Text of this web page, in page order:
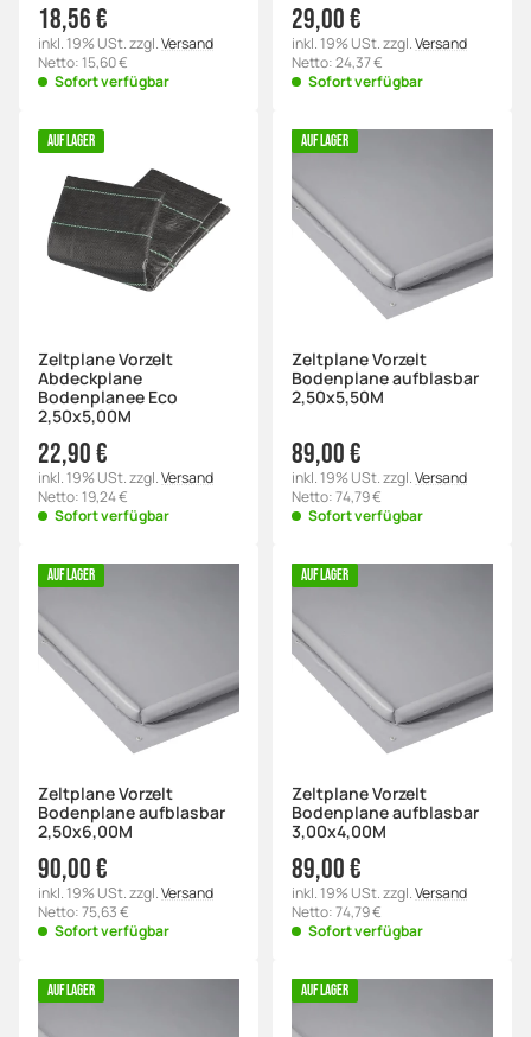
18,56 €
inkl. 19% USt. zzgl.Versand
Netto: 15,60 €
Sofort verfügbar
29,00 €
inkl. 19% USt. zzgl.Versand
Netto: 24,37 €
Sofort verfügbar
AUF LAGER
Zeltplane Vorzelt
Abdeckplane
Bodenplanee Eco
2,50x5,00M
22,90 €
inkl. 19% USt. zzgl.Versand
Netto: 19,24 €
Sofort verfügbar
AUF LAGER
Zeltplane Vorzelt
Bodenplane aufblasbar
2,50x5,50M
89,00 €
inkl. 19% USt. zzgl.Versand
Netto: 74,79 €
Sofort verfügbar
AUF LAGER
Zeltplane Vorzelt
Bodenplane aufblasbar
2,50x6,00M
90,00 €
inkl. 19% USt. zzgl.Versand
Netto: 75,63 €
Sofort verfügbar
AUF LAGER
Zeltplane Vorzelt
Bodenplane aufblasbar
3,00x4,00M
89,00 €
inkl. 19% USt. zzgl.Versand
Netto: 74,79 €
Sofort verfügbar
AUF LAGER AUF LAGER